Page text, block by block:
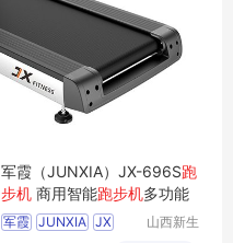
军霞（JUNXIA）JX-696S跑
步机 商用智能跑步机多功能
军霞 JUNXIA JX
山西新生